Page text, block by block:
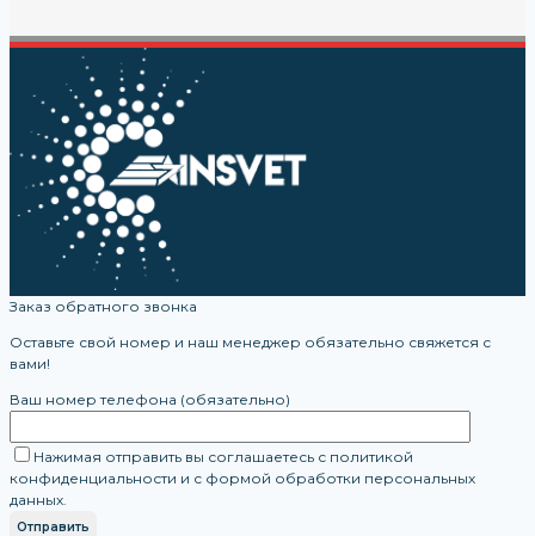
Заказ обратного звонка
Оставьте свой номер и наш менеджер обязательно свяжется с
вами!
Ваш номер телефона (обязательно)
Нажимая отправить вы соглашаетесь с политикой
конфиденциальности и с формой обработки персональных
данных.